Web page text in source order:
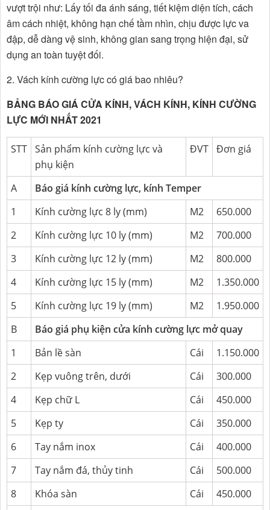
vượt trội như: Lấy tối đa ánh sáng, tiết kiệm diện tích, cách
âm cách nhiệt, không hạn chế tầm nhìn, chịu được lực va
đập, dễ dàng vệ sinh, không gian sang trọng hiện đại, sử
dụng an toàn tuyệt đối.
2. Vách kính cường lực có giá bao nhiêu?
BẢNG BÁO GIÁ CỬA KÍNH, VÁCH KÍNH, KÍNH CƯỜNG
LỰC MỚI NHẤT 2021
STT Sản phẩm kính cường lực và
phụ kiện
ĐVT Đơn giá
A
Báo giá kính cường lực, kính Temper
1
Kính cường lực 8 ly (mm) M2
650.000
2
Kính cường lực 10 ly (mm) M2
700.000
3
Kính cường lực 12 ly (mm) M2
800.000
4
Kính cường lực 15 ly (mm) M2
1.350.000
5
Kính cường lực 19 ly (mm) M2
1.950.000
B
Báo giá phụ kiện cửa kính cường lực mở quay
1
Bản lề sàn Cái
1.150.000
2
Kẹp vuông trên, dưới Cái
300.000
4
Kẹp chữ L Cái
450.000
5
Kẹp ty Cái
350.000
6
Tay nắm inox Cái
400.000
7
Tay nắm đá, thủy tinh Cái
500.000
8
Khóa sàn Cái
450.000